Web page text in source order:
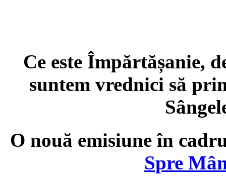
Ce este Împărtășanie,
suntem vrednici să
O nouă emisiune în
Spre